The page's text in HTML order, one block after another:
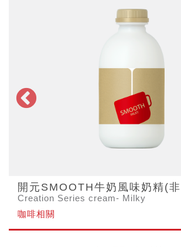
開元SMOOTH牛奶風味奶精(
Creation Series cream- Milky
咖啡相關